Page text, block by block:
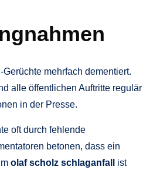
mehrfach dementiert.
alle öffentlichen Auftritte regulär
in der Presse.
oft durch fehlende
betonen, dass ein
olaf scholz schlaganfall
ist